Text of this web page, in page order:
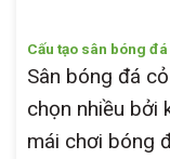
Cấu tạo sân bóng
Sân bóng đá
chọn nhiều bởi
mái chơi bóng